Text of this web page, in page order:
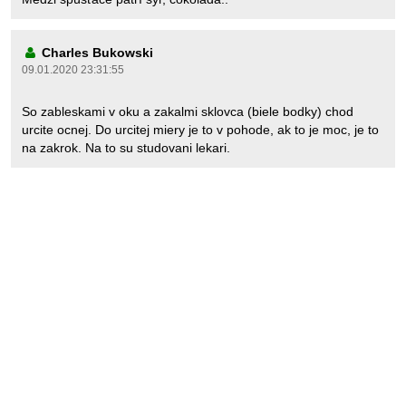
Charles Bukowski
09.01.2020 23:31:55
So zableskami v oku a zakalmi sklovca (biele bodky) chod
urcite ocnej. Do urcitej miery je to v pohode, ak to je moc, je to
na zakrok. Na to su studovani lekari.